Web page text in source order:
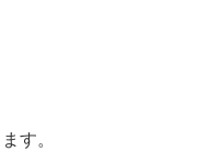
す。